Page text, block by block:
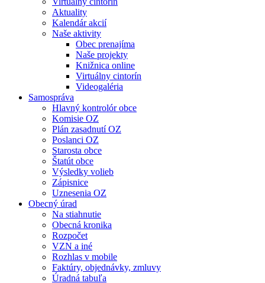
Aktuality
Kalendár akcií
Naše aktivity
Obec prenajíma
Naše projekty
Knižnica online
Virtuálny cintorín
Videogaléria
Samospráva
Hlavný kontrolór obce
Komisie OZ
Plán zasadnutí OZ
Poslanci OZ
Starosta obce
Štatút obce
Výsledky volieb
Zápisnice
Uznesenia OZ
Obecný úrad
Na stiahnutie
Obecná kronika
Rozpočet
VZN a iné
Rozhlas v mobile
Faktúry, objednávky, zmluvy
Úradná tabuľa